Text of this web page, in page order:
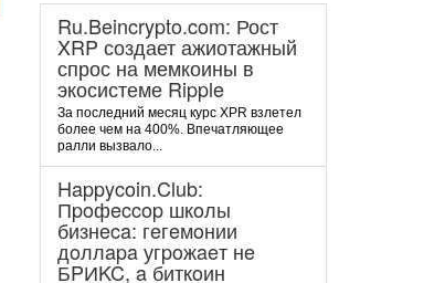
Ru.Beincrypto.com: Рост
XRP создает ажиотажный
спрос на мемкоины в
экосистеме Ripple
За последний месяц курс XPR взлетел
более чем на 400%. Впечатляющее
ралли вызвало...
Happycoin.Club:
Пpoфeccop шкoлы
бизнeca: гeгeмoнии
дoллapa угpoжaeт нe
БPИKC, a биткoин